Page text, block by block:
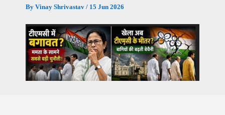
By Vinay Shrivastav / 15 Jun 2026